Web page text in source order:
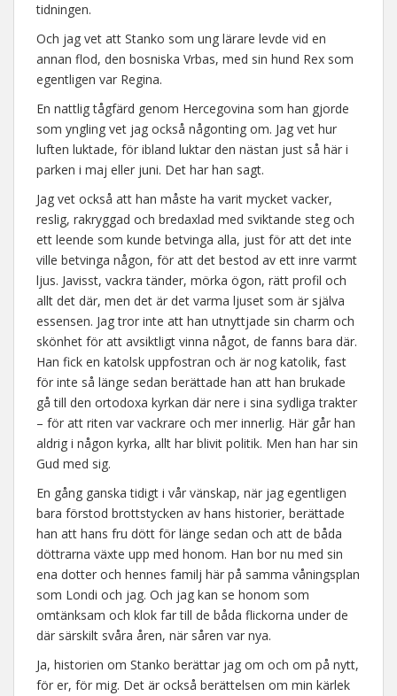
tidningen.
Och jag vet att Stanko som ung lärare levde vid en
annan flod, den bosniska Vrbas, med sin hund Rex som
egentligen var Regina.
En nattlig tågfärd genom Hercegovina som han gjorde
som yngling vet jag också någonting om. Jag vet hur
luften luktade, för ibland luktar den nästan just så här i
parken i maj eller juni. Det har han sagt.
Jag vet också att han måste ha varit mycket vacker,
reslig, rakryggad och bredaxlad med sviktande steg och
ett leende som kunde betvinga alla, just för att det inte
ville betvinga någon, för att det bestod av ett inre varmt
ljus. Javisst, vackra tänder, mörka ögon, rätt profil och
allt det där, men det är det varma ljuset som är själva
essensen. Jag tror inte att han utnyttjade sin charm och
skönhet för att avsiktligt vinna något, de fanns bara där.
Han fick en katolsk uppfostran och är nog katolik, fast
för inte så länge sedan berättade han att han brukade
gå till den ortodoxa kyrkan där nere i sina sydliga trakter
– för att riten var vackrare och mer innerlig. Här går han
aldrig i någon kyrka, allt har blivit politik. Men han har sin
Gud med sig.
En gång ganska tidigt i vår vänskap, när jag egentligen
bara förstod brottstycken av hans historier, berättade
han att hans fru dött för länge sedan och att de båda
döttrarna växte upp med honom. Han bor nu med sin
ena dotter och hennes familj här på samma våningsplan
som Londi och jag. Och jag kan se honom som
omtänksam och klok far till de båda flickorna under de
där särskilt svåra åren, när såren var nya.
Ja, historien om Stanko berättar jag om och om på nytt,
för er, för mig. Det är också berättelsen om min kärlek